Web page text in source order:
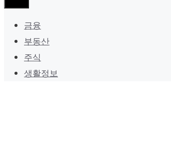
금융
부동산
주식
생활정보